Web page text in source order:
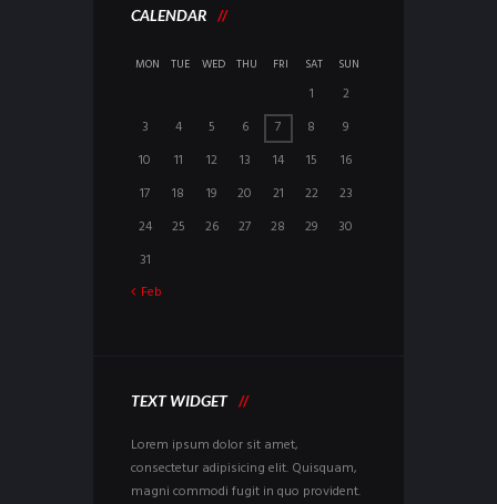
CALENDAR
MON TUE WED THU FRI SAT SUN
1
2
3
4 5 6 7 8
9
10
11 12 13 14 15
16
17
18 19 20 21 22
23
24
25 26 27 28 29
30
31
Feb
TEXT WIDGET
Lorem ipsum dolor sit amet,
consectetur adipisicing elit. Quisquam,
magni commodi fugit in quo provident.